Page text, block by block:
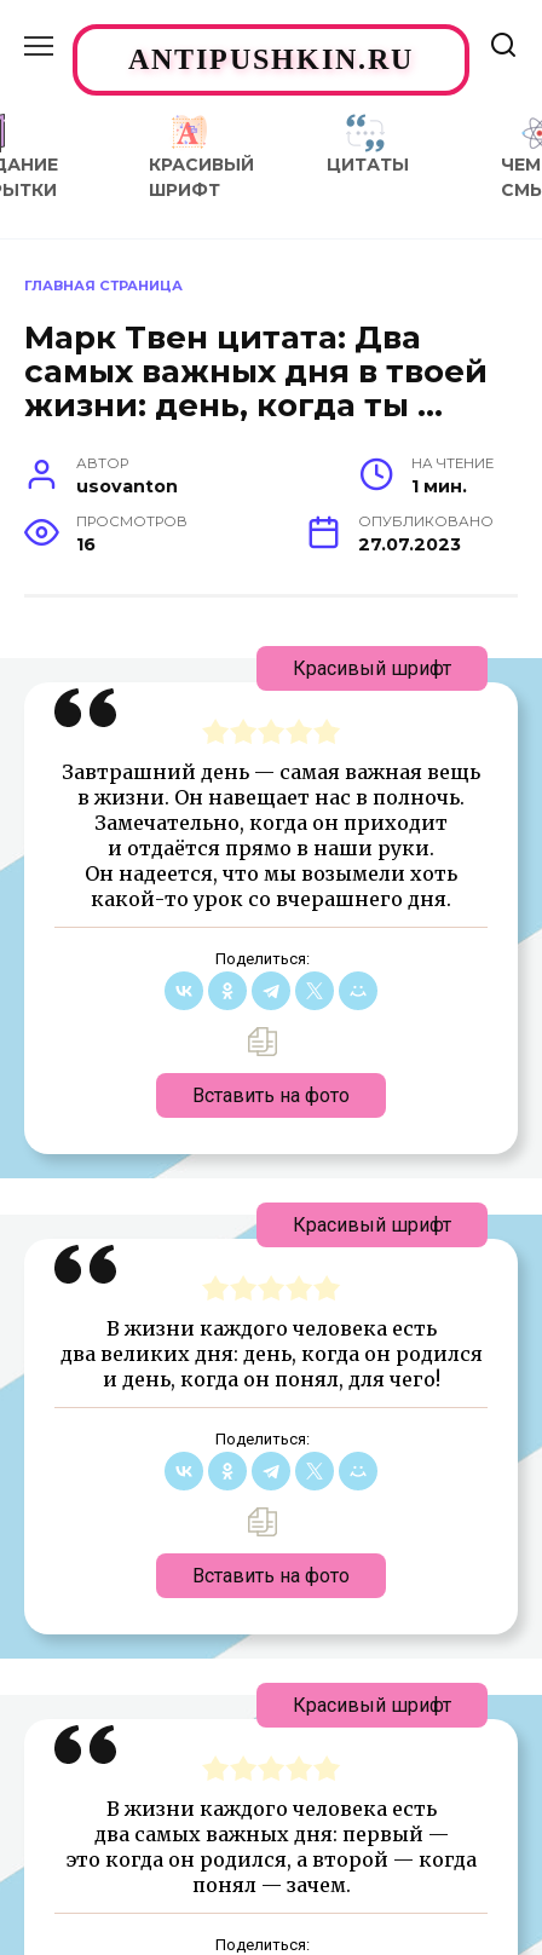
содержаниюANTIPUSHKIN.RU
КРАСИВЫЙ
ШРИФТ
ЦИТАТЫ
ЧЕМ
ГЛАВНАЯ СТРАНИЦА
Марк Твен цитата: Два
самых важных дня в твоей
жизни: день, когда ты …
АВТОР
usovanton
НА ЧТЕНИЕ
1 мин.
ПРОСМОТРОВ
16
ОПУБЛИКОВАНО
27.07.2023
Завтрашний день — самая важная вещь
в жизни. Он навещает нас в полночь.
Замечательно, когда он приходит
и отдаётся прямо в наши руки.
Он надеется, что мы возымели хоть
какой-то урок со вчерашнего дня.
Поделиться:
Вставить на фото
Красивый шрифт
В жизни каждого человека есть
два великих дня: день, когда он родился
и день, когда он понял, для чего!
Поделиться:
Вставить на фото
Красивый шрифт
В жизни каждого человека есть
два самых важных дня: первый —
это когда он родился, а второй — когда
понял — зачем.
Поделиться:
Красивый шрифт